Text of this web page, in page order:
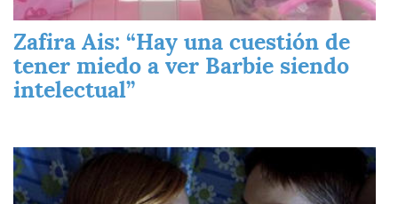
Zafira Ais: “Hay una cuestión de
tener miedo a ver Barbie siendo
intelectual”
Imagen